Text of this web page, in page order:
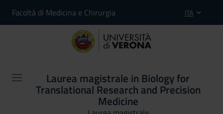
Facoltà di Medicina e Chirurgia ITA
Laurea magistrale in Biology for
Translational Research and Precision
Medicine